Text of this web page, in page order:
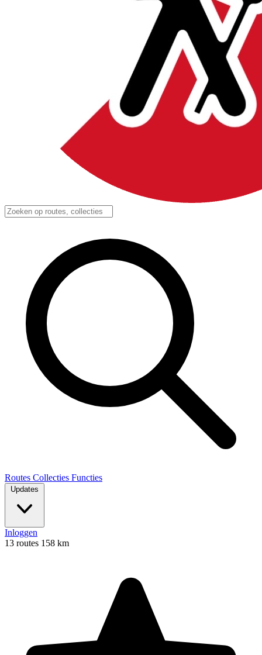
Routes Collecties Functies
Updates
Inloggen
13 routes 158 km